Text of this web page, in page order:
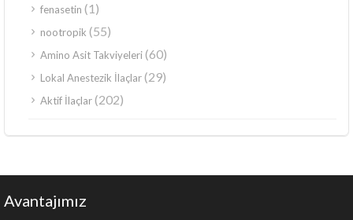
fenasetin (1)
nootropik (55)
Amino Asit Takviyeleri(60)
Lokal Anestezik İlaçlar(29)
Aktif İlaçlar(202)
Avantajımız